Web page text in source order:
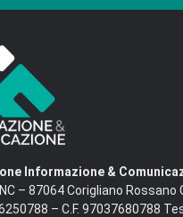
Informazione &
– 87064 Corigliano Rossano
– C.F. 97037680788